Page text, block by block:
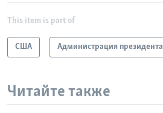
This item is part of
США Администрация президента
Читайте также